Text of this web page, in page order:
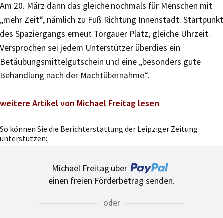
Am 20. März dann das gleiche nochmals für Menschen mit
„mehr Zeit“, nämlich zu Fuß Richtung Innenstadt. Startpunkt
des Spaziergangs erneut Torgauer Platz, gleiche Uhrzeit.
Versprochen sei jedem Unterstützer überdies ein
Betäubungsmittelgutschein und eine „besonders gute
Behandlung nach der Machtübernahme“.
weitere Artikel von Michael Freitag lesen
So können Sie die Berichterstattung der Leipziger Zeitung
unterstützen:
Michael Freitag über
einen freien Förderbetrag senden.
oder